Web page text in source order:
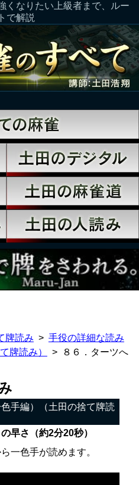
くなりたい上級者まで、ルー
で解説
牌読み
手役の詳細な読み
牌読み）
８６．ターツへ
手編）（土田の捨て牌読
早さ（約2分20秒）
一色手が読めます。